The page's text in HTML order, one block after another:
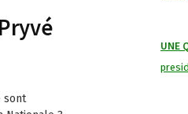
sont
UNE